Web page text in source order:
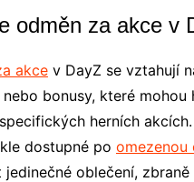
odměn za akce v
akcev DayZ se vztahují
bonusy, které mohou
herních
dostupné po omezenou
jedinečné oblečení, zbraně